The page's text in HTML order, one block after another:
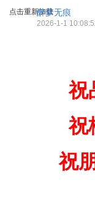
点击重新加载醉梦无痕
2026-1-1
祝
祝
祝